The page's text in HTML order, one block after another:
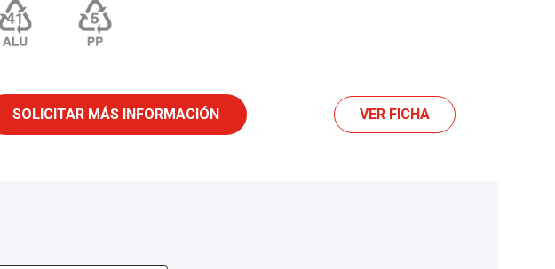
SOLICITAR MÁS INFORMACIÓN VER FICHA